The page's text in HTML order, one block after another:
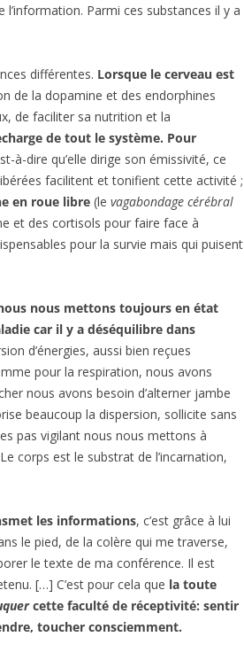
Parmi ces substances il y a
différentes. Lorsque le cerveau est
de la dopamine et des endorphines
de faciliter sa nutrition et la
de tout le système. Pour
à-dire qu’elle dirige son émissivité, ce
facilitent et tonifient cette activité ;
en roue libre (le vagabondage cérébral
et des cortisols pour faire face à
pour la survie mais qui puisent
nous mettons toujours en état
car il y a déséquilibre dans
d’énergies, aussi bien reçues
pour la respiration, nous avons
nous avons besoin d’alterner jambe
beaucoup la dispersion, sollicite sans
pas vigilant nous nous mettons à
corps est le substrat de l’incarnation,
les informations, c’est grâce à lui
le pied, de la colère qui me traverse,
le texte de ma conférence. Il est
[…] C’est pour cela que la toute
cette faculté de réceptivité: sentir
toucher consciemment.